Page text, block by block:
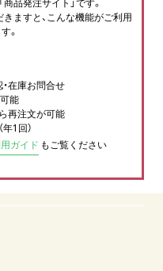
きますと、こんな機能がご利用
。
在庫お問合せ
能
再注文が可能
1回）
ガイド もご覧ください